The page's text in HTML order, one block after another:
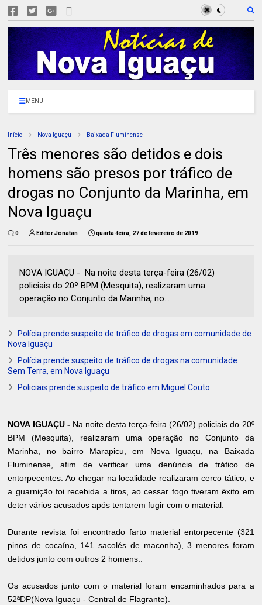
MENU
Início Nova Iguaçu Baixada Fluminense
Três menores são detidos e dois
homens são presos por tráfico de
drogas no Conjunto da Marinha, em
Nova Iguaçu
0 Editor Jonatan quarta-feira, 27 de fevereiro de 2019
NOVA IGUAÇU - Na noite desta terça-feira (26/02)
policiais do 20º BPM (Mesquita), realizaram uma
operação no Conjunto da Marinha, no...
Polícia prende suspeito de tráfico de drogas em comunidade de
Nova Iguaçu
Polícia prende suspeito de tráfico de drogas na comunidade
Sem Terra, em Nova Iguaçu
Policiais prende suspeito de tráfico em Miguel Couto
NOVA IGUAÇU - Na noite desta terça-feira (26/02) policiais do 20º
BPM (Mesquita), realizaram uma operação no Conjunto da
Marinha, no bairro Marapicu, em Nova Iguaçu, na Baixada
Fluminense, afim de verificar uma denúncia de tráfico de
entorpecentes. Ao chegar na localidade realizaram cerco tático, e
a guarnição foi recebida a tiros, ao cessar fogo tiveram êxito em
deter vários acusados após tentarem fugir com o material.
Durante revista foi encontrado farto material entorpecente (321
pinos de cocaína, 141 sacolés de maconha), 3 menores foram
detidos junto com outros 2 homens..
Os acusados junto com o material foram encaminhados para a
52ªDP(Nova Iguaçu - Central de Flagrante).